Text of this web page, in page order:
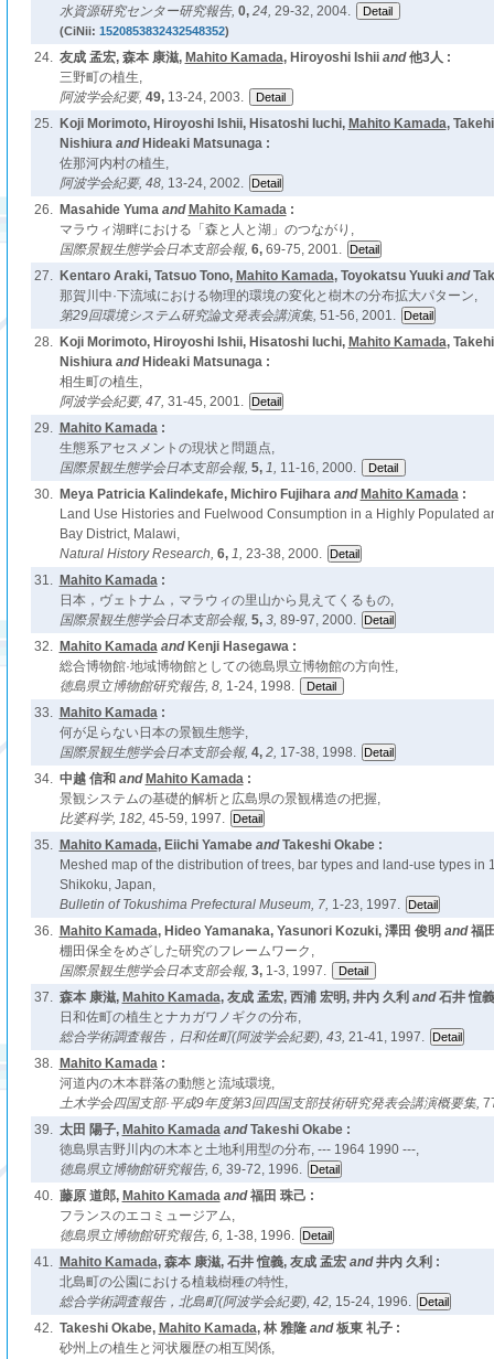
水資源研究センター研究報告, 0, 24, 29-32, 2004.
(CiNii: 1520853832432548352)
24. 友成 孟宏, 森本 康滋, Mahito Kamada, Hiroyoshi Ishiiand他3人 :
三野町の植生,
阿波学会紀要, 49, 13-24, 2003.
25.
Koji Morimoto, Hiroyoshi Ishii, Hisatoshi Iuchi, Mahito Kamada,
Nishiuraand Hideaki Matsunaga :
佐那河内村の植生,
阿波学会紀要, 48, 13-24, 2002.
26.
Masahide Yumaand Mahito Kamada:
マラウィ湖畔における「森と人と湖」のつながり,
国際景観生態学会日本支部会報, 6, 69-75, 2001.
27.
Kentaro Araki, Tatsuo Tono, Mahito Kamada, Toyokatsu Yuukiand
那賀川中·下流域における物理的環境の変化と樹木の分布拡大パターン,
第29回環境システム研究論文発表会講演集, 51-56, 2001.
28.
Koji Morimoto, Hiroyoshi Ishii, Hisatoshi Iuchi, Mahito Kamada,
Nishiuraand Hideaki Matsunaga :
相生町の植生,
阿波学会紀要, 47, 31-45, 2001.
29.
Mahito Kamada:
生態系アセスメントの現状と問題点,
国際景観生態学会日本支部会報, 5, 1, 11-16, 2000.
30.
Meya Patricia Kalindekafe, Michiro Fujiharaand Mahito Kamada:
Land Use Histories and Fuelwood Consumption in a Highly Populated
Bay District, Malawi,
Natural History Research, 6, 1, 23-38, 2000.
31.
Mahito Kamada:
日本，ヴェトナム，マラウィの里山から見えてくるもの,
国際景観生態学会日本支部会報, 5, 3, 89-97, 2000.
32.
Mahito Kamadaand Kenji Hasegawa :
総合博物館·地域博物館としての徳島県立博物館の方向性,
徳島県立博物館研究報告, 8, 1-24, 1998.
33.
Mahito Kamada:
何が足らない日本の景観生態学,
国際景観生態学会日本支部会報, 4, 2, 17-38, 1998.
34. 中越 信和 and Mahito Kamada:
景観システムの基礎的解析と広島県の景観構造の把握,
比婆科学, 182, 45-59, 1997.
35.
Mahito Kamada, Eiichi YamabeandTakeshi Okabe :
Meshed map of the distribution of trees, bar types and land-use types in
Shikoku, Japan,
Bulletin of Tokushima Prefectural Museum, 7, 1-23, 1997.
36.
Mahito Kamada, Hideo Yamanaka, Yasunori Kozuki, 澤田 俊明 and福
棚田保全をめざした研究のフレームワーク,
国際景観生態学会日本支部会報, 3, 1-3, 1997.
37. 森本 康滋, Mahito Kamada, 友成 孟宏, 西浦 宏明, 井内 久利 and石井 愃
日和佐町の植生とナカガワノギクの分布,
総合学術調査報告，日和佐町(阿波学会紀要), 43, 21-41, 1997.
38.
Mahito Kamada:
河道内の木本群落の動態と流域環境,
土木学会四国支部·平成9年度第3回四国支部技術研究発表会講演概要集,
39. 太田 陽子, Mahito KamadaandTakeshi Okabe :
徳島県吉野川内の木本と土地利用型の分布, --- 1964 1990 ---,
徳島県立博物館研究報告, 6, 39-72, 1996.
40. 藤原 道郎, Mahito Kamadaand福田 珠己 :
フランスのエコミュージアム,
徳島県立博物館研究報告, 6, 1-38, 1996.
41.
Mahito Kamada, 森本 康滋, 石井 愃義, 友成 孟宏and井内 久利 :
北島町の公園における植栽樹種の特性,
総合学術調査報告，北島町(阿波学会紀要), 42, 15-24, 1996.
42. Takeshi Okabe, Mahito Kamada, 林 雅隆and板東 礼子 :
砂州上の植生と河状履歴の相互関係,